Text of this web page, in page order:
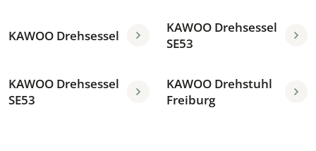
KAWOO Drehsessel
KAWOO Drehsessel
SE53
KAWOO Drehsessel
SE53
KAWOO Drehstuhl
Freiburg